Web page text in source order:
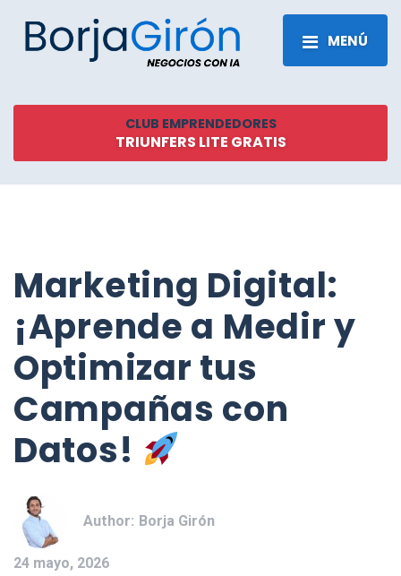
MENÚ
CLUB EMPRENDEDORES
TRIUNFERS LITE GRATIS
Marketing Digital:
¡Aprende a Medir y
Optimizar tus
Campañas con
Datos!
Author: Borja Girón
24 mayo, 2026